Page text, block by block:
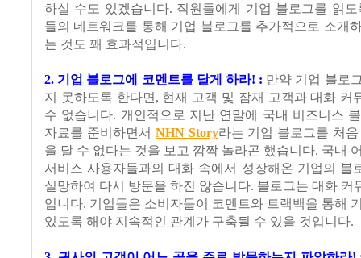
하실 수도 있겠습니다. 직원들에게 기업 블로그를 읽
들의 네트워크를 통해 기업 블로그를 추가적으로 소개
는 것도 꽤 효과적입니다.
2. 기업 블로그에 코멘트를 달게 하라! : 만약 기업 블로
지 못하도록 한다면, 현재 고객 및 잠재 고객과 대화 커
수 없습니다. 개인적으로 지난 연말에 국내 비즈니스
자료를 준비하면서 NHN Story라는 기업 블로그를 처
을 달 수 없다는 것을 보고 깜짝 놀라곤 했습니다. 국내
서비스 사용자들과의 대화 속에서 성장해온 기업의 블
실망하여 다시 방문을 하진 않습니다. 블로그는 대화 커
입니다. 기업들은 소비자들이 코멘트와 트랙백을 통해
있도록 해야 지속적인 관계가 구축될 수 있을 것입니다.